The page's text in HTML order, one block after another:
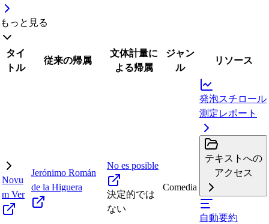
もっと見る
タイ
トル
従来の帰属
文体計量に
よる帰属
ジャン
ル
リソース
Novu
m Ver
Jerónimo Román
de la Higuera
No es posible
決定的では
ない
Comedia
発泡スチロール
測定レポート
テキストへの
アクセス
自動要約